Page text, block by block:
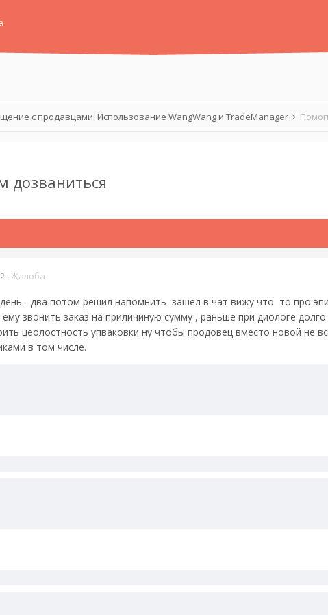
с продавцами. Использование WangWang и TradeManager
дозваниться
· Жалоба
- два потом решил напомнить зашел в чат вижу что то про
звонить заказ на приличиную сумму , раньше при диологе
цеолостность упваковки ну чтобы продовец вместо новой не
в том числе.